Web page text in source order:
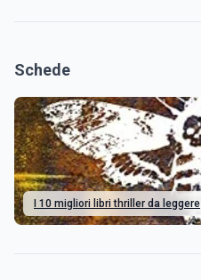
Schede
I 10 migliori libri thriller da leggere